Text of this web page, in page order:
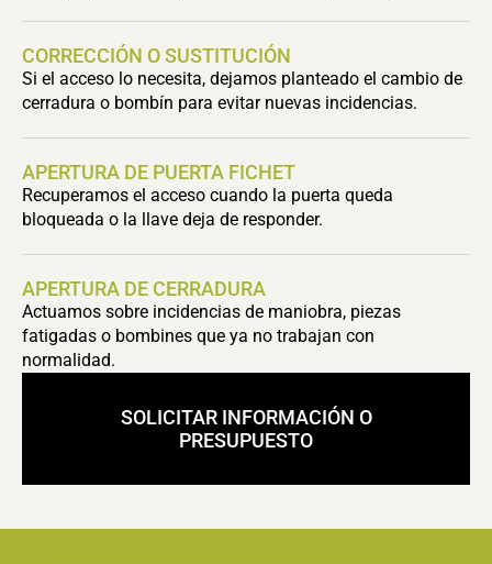
CORRECCIÓN O SUSTITUCIÓN
Si el acceso lo necesita, dejamos planteado el cambio de
cerradura o bombín para evitar nuevas incidencias.
APERTURA DE PUERTA FICHET
Recuperamos el acceso cuando la puerta queda
bloqueada o la llave deja de responder.
APERTURA DE CERRADURA
Actuamos sobre incidencias de maniobra, piezas
fatigadas o bombines que ya no trabajan con
normalidad.
SOLICITAR INFORMACIÓN O
PRESUPUESTO